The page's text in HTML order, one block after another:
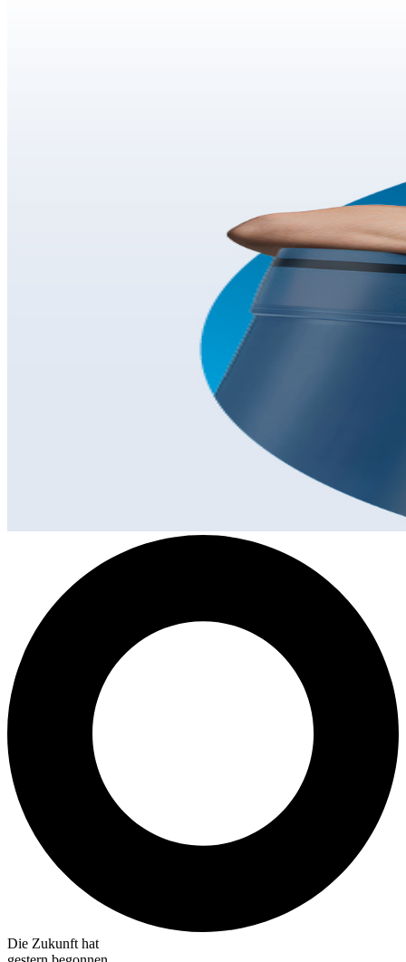
Die Zukunft hat